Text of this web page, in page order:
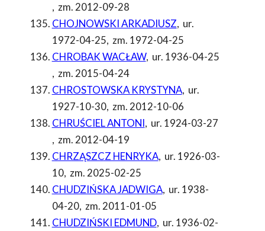
, zm. 2012-09-28
CHOJNOWSKI ARKADIUSZ, ur.
1972-04-25, zm. 1972-04-25
CHROBAK WACŁAW, ur. 1936-04-25
, zm. 2015-04-24
CHROSTOWSKA KRYSTYNA, ur.
1927-10-30, zm. 2012-10-06
CHRUŚCIEL ANTONI, ur. 1924-03-27
, zm. 2012-04-19
CHRZĄSZCZ HENRYKA, ur. 1926-03-
10, zm. 2025-02-25
CHUDZIŃSKA JADWIGA, ur. 1938-
04-20, zm. 2011-01-05
CHUDZIŃSKI EDMUND, ur. 1936-02-